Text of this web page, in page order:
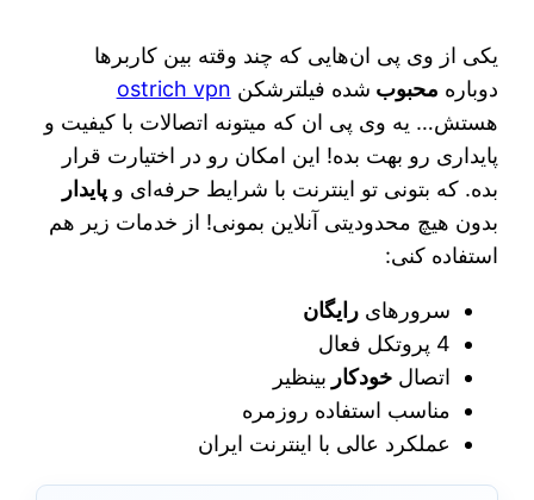
یکی از وی پی ان‌هایی که چند وقته بین کاربرها
دوباره محبوب شده فیلترشکن ostrich vpn
هستش… یه وی پی ان که میتونه اتصالات با کیفیت و
پایداری رو بهت بده! این امکان رو در اختیارت قرار
بده. که بتونی تو اینترنت با شرایط حرفه‌ای وپایدار
بدون هیچ محدودیتی آنلاین بمونی! از خدمات زیر هم
استفاده کنی:
سرورهایرایگان
4 پروتکل فعال
اتصالخودکار بینظیر
مناسب استفاده روزمره
عملکرد عالی با اینترنت ایران